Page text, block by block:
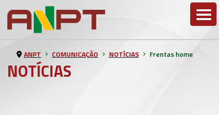
NOTÍCIAS
ANPT COMUNICAÇÃO NOTÍCIAS Frentas homenageia o senador Rodrigo Pacheco por sua contribuição às carreiras jurídicas e ao fortalecimento do Judiciário e do MP